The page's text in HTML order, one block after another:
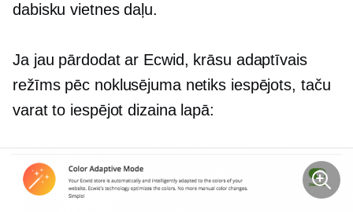
dabisku vietnes daļu.
Ja jau pārdodat ar Ecwid, krāsu adaptīvais
režīms pēc noklusējuma netiks iespējots, taču
varat to iespējot dizaina lapā: